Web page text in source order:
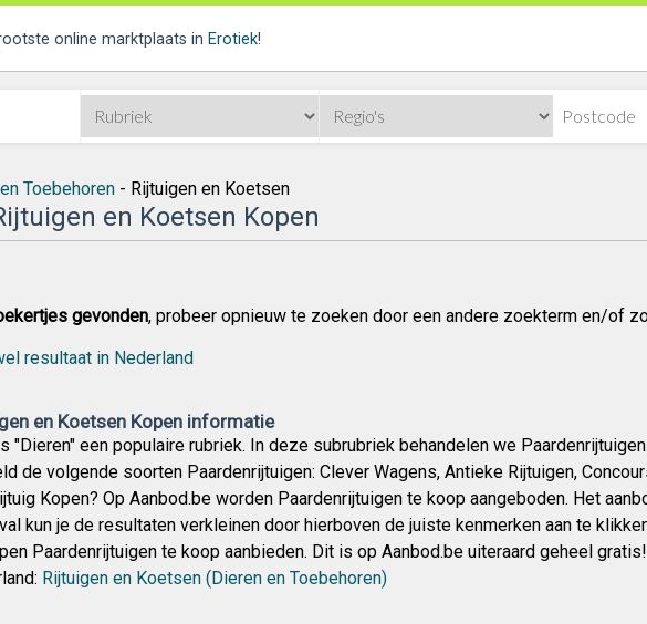
online marktplaats in Erotiek!
Toebehoren- Rijtuigen en Koetsen
en Koetsen Kopen
gevonden, probeer opnieuw te zoeken door een andere zoekterm en/of
resultaat in Nederland
en Koetsen Kopen informatie
"Dieren" een populaire rubriek. In deze subrubriek behandelen we
de volgende soorten Paardenrijtuigen: Clever Wagens, Antieke Rijtuigen,
Kopen? Op Aanbod.be worden Paardenrijtuigen te koop aangeboden. Het
kun je de resultaten verkleinen door hierboven de juiste kenmerken aan te
Paardenrijtuigen te koop aanbieden. Dit is op Aanbod.be uiteraard geheel
Rijtuigen en Koetsen (Dieren en Toebehoren)